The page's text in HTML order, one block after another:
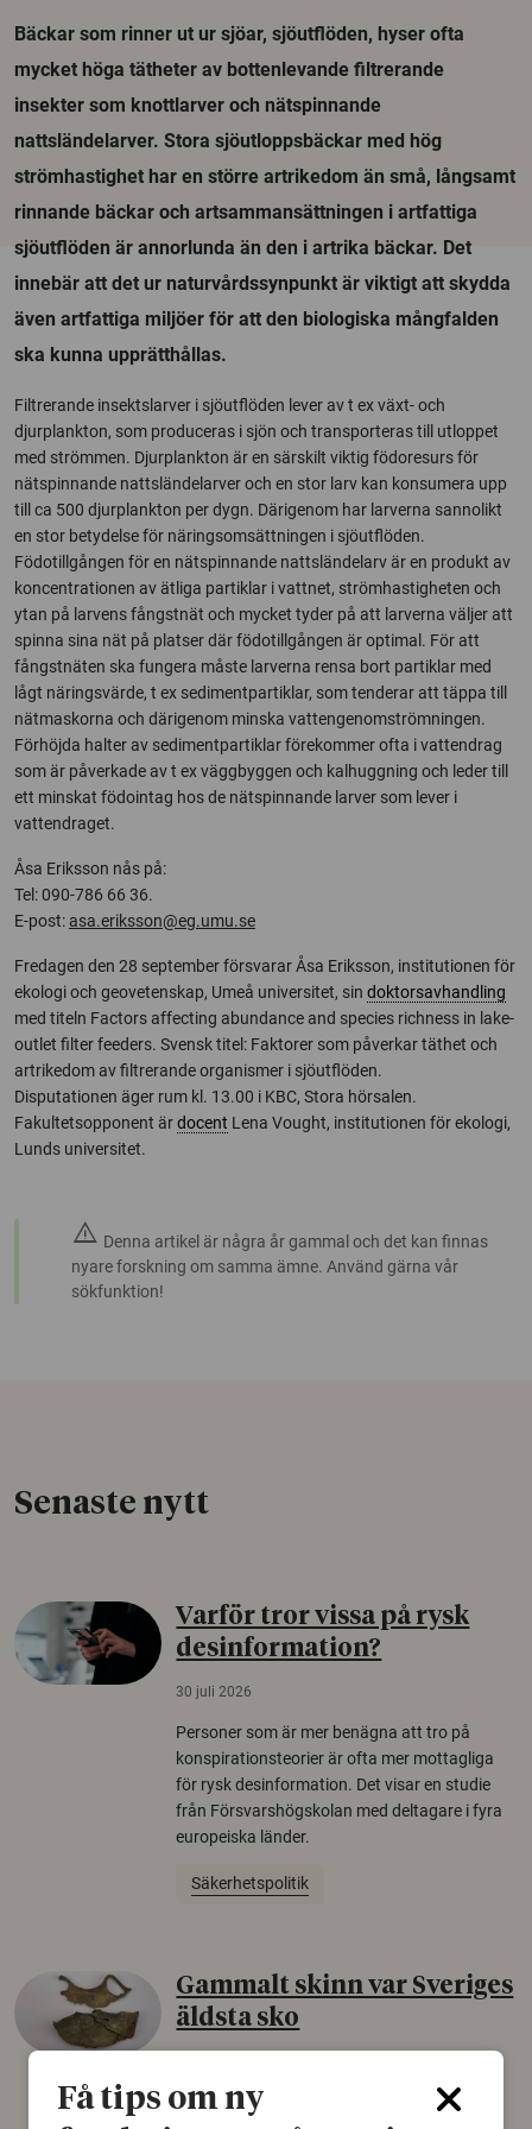
Bäckar som rinner ut ur sjöar, sjöutflöden, hyser ofta
mycket höga tätheter av bottenlevande filtrerande
insekter som knottlarver och nätspinnande
nattsländelarver. Stora sjöutloppsbäckar med hög
strömhastighet har en större artrikedom än små, långsamt
rinnande bäckar och artsammansättningen i artfattiga
sjöutflöden är annorlunda än den i artrika bäckar. Det
innebär att det ur naturvårdssynpunkt är viktigt att skydda
även artfattiga miljöer för att den biologiska mångfalden
ska kunna upprätthållas.
Filtrerande insektslarver i sjöutflöden lever av t ex växt- och
djurplankton, som produceras i sjön och transporteras till utloppet
med strömmen. Djurplankton är en särskilt viktig födoresurs för
nätspinnande nattsländelarver och en stor larv kan konsumera upp
till ca 500 djurplankton per dygn. Därigenom har larverna sannolikt
en stor betydelse för näringsomsättningen i sjöutflöden.
Födotillgången för en nätspinnande nattsländelarv är en produkt av
koncentrationen av ätliga partiklar i vattnet, strömhastigheten och
ytan på larvens fångstnät och mycket tyder på att larverna väljer att
spinna sina nät på platser där födotillgången är optimal. För att
fångstnäten ska fungera måste larverna rensa bort partiklar med
lågt näringsvärde, t ex sedimentpartiklar, som tenderar att täppa till
nätmaskorna och därigenom minska vattengenomströmningen.
Förhöjda halter av sedimentpartiklar förekommer ofta i vattendrag
som är påverkade av t ex väggbyggen och kalhuggning och leder till
ett minskat födointag hos de nätspinnande larver som lever i
vattendraget.
Åsa Eriksson nås på:
Tel: 090-786 66 36.
E-post:asa.eriksson@eg.umu.se
Fredagen den 28 september försvarar Åsa Eriksson, institutionen för
ekologi och geovetenskap, Umeå universitet, sin doktorsavhandling
med titeln Factors affecting abundance and species richness in lake-
outlet filter feeders. Svensk titel: Faktorer som påverkar täthet och
artrikedom av filtrerande organismer i sjöutflöden.
Disputationen äger rum kl. 13.00 i KBC, Stora hörsalen.
Fakultetsopponent ärdocent Lena Vought, institutionen för ekologi,
Lunds universitet.
warning Denna artikel är några år gammal och det kan finnas
nyare forskning om samma ämne. Använd gärna vår
sökfunktion!
Senaste nytt
Varför tror vissa på rysk
desinformation?
30 juli 2026
Personer som är mer benägna att tro på
konspirationsteorier är ofta mer mottagliga
för rysk desinformation. Det visar en studie
från Försvarshögskolan med deltagare i fyra
europeiska länder.
Säkerhetspolitik
Gammalt skinn var Sveriges
äldsta sko
Det som arkeologer länge trodde var en
Få tips om ny